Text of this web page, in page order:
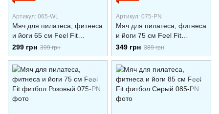
Артикул: 065-WL
Мяч для пилатеса, фитнеса
и йоги 65 см Feel Fit
фитбол Розовый
299 грн 399 грн
Артикул: 075-PN
Мяч для пилатеса, фитнеса
и йоги 75 см Feel Fit
фитбол Серый
349 грн 389 грн